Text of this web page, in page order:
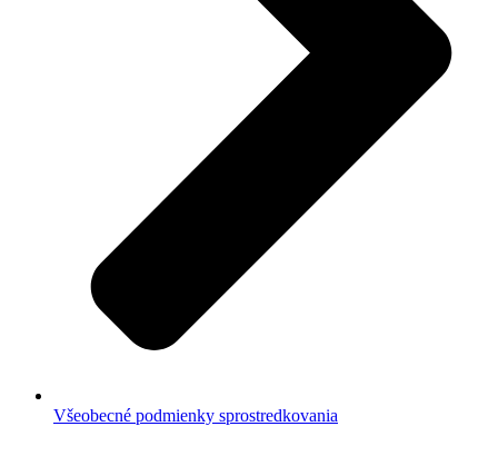
Všeobecné podmienky sprostredkovania